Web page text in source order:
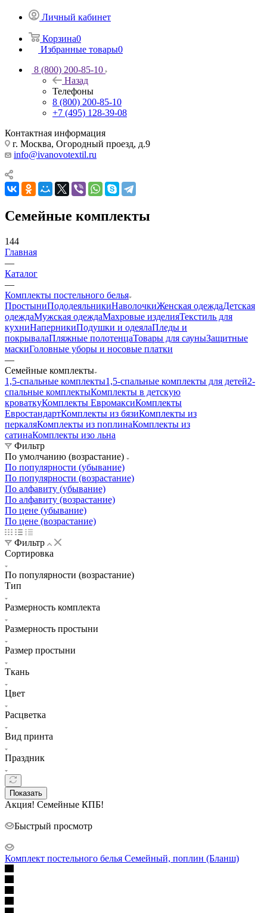
Личный кабинет
Корзина0
Избранные товары0
8 (800) 200-85-10
Назад
Телефоны
8 (800) 200-85-10
+7 (495) 128-39-08
Контактная информация
г. Москва, Огородный проезд, д.9
info@ivanovotextil.ru
Семейные комплекты
144
Главная
—
Каталог
—
Комплекты постельного белья
ПростыниПододеяльникиНаволочкиЖенская одеждаДетская
одеждаМужская одеждаМахровые изделияТекстиль для
кухниНаперникиПодушки и одеялаПледы и
покрывалаПляжные полотенцаТовары для сауныЗащитные
маскиГоловные уборы и носовые платки
—
Семейные комплекты
1,5-спальные комплекты1,5-спальные комплекты для детей2-
спальные комплектыКомплекты в детскую
кроваткуКомплекты ЕвромаксиКомплекты
ЕвростандартКомплекты из бязиКомплекты из
перкаляКомплекты из поплинаКомплекты из
сатинаКомплекты изо льна
Фильтр
По умолчанию (возрастание)
По популярности (убывание)
По популярности (возрастание)
По алфавиту (убывание)
По алфавиту (возрастание)
По цене (убывание)
По цене (возрастание)
Фильтр
Сортировка
По популярности (возрастание)
Тип
Размерность комплекта
Размерность простыни
Размер простыни
Ткань
Цвет
Расцветка
Вид принта
Праздник
Показать
Акция! Семейные КПБ!
Быстрый просмотр
Комплект постельного белья Семейный, поплин (Бланш)